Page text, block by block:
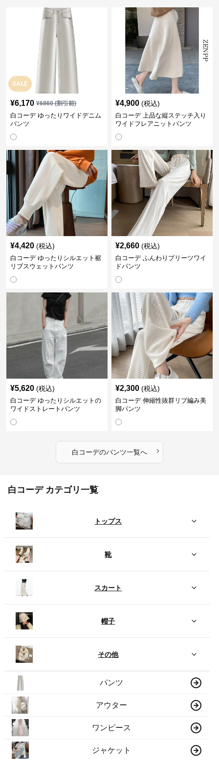
SALE
¥6,170 ¥6860(割引前)
白コーデ ゆったりワイドデニム
パンツ
¥4,900 (税込)
白コーデ 上品な縦ステッチ入り
ワイドフレアニットパンツ
¥4,420 (税込)
白コーデ ゆったりシルエット裾
リブスウェットパンツ
¥2,660 (税込)
白コーデ ふんわりプリーツワイ
ドパンツ
¥5,620 (税込)
白コーデ ゆったりシルエットの
ワイドストレートパンツ
¥2,300 (税込)
白コーデ 伸縮性抜群リブ編み美
脚パンツ
白コーデのパンツ一覧へ ›
白コーデ カテゴリ一覧
トップス
靴
スカート
帽子
その他
パンツ
アウター
ワンピース
ジャケット